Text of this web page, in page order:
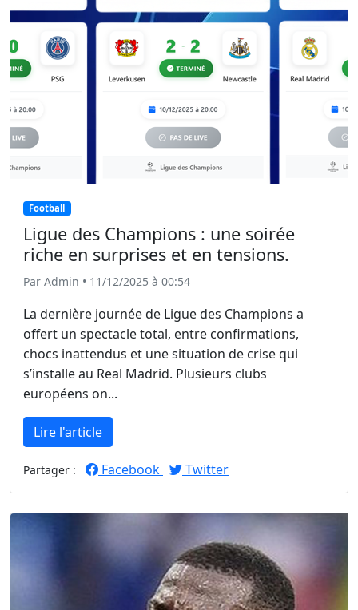
Football
Ligue des Champions : une soirée
riche en surprises et en tensions.
Par Admin • 11/12/2025 à 00:54
La dernière journée de Ligue des Champions a
offert un spectacle total, entre confirmations,
chocs inattendus et une situation de crise qui
s’installe au Real Madrid. Plusieurs clubs
européens on...
Lire l'article
Partager : Facebook Twitter